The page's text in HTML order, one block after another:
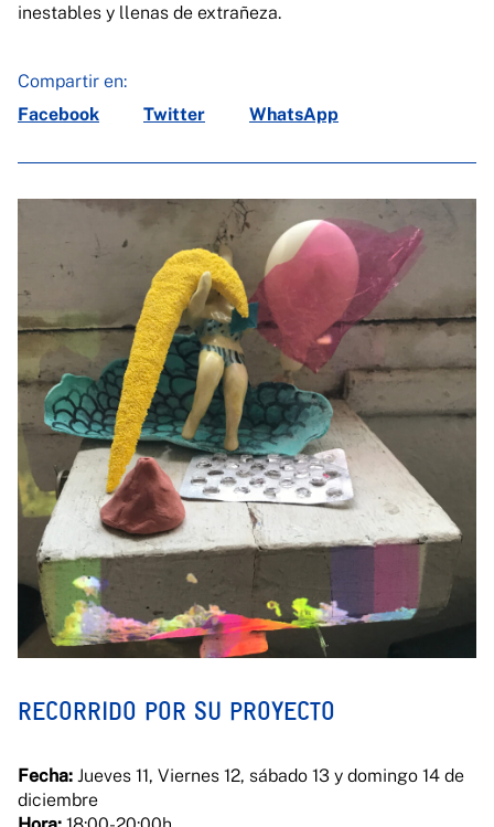
inestables y llenas de extrañeza.
Compartir en:
Facebook
Twitter WhatsApp
RECORRIDO POR SU PROYECTO
Fecha: Jueves 11, Viernes 12, sábado 13 y domingo 14 de
diciembre